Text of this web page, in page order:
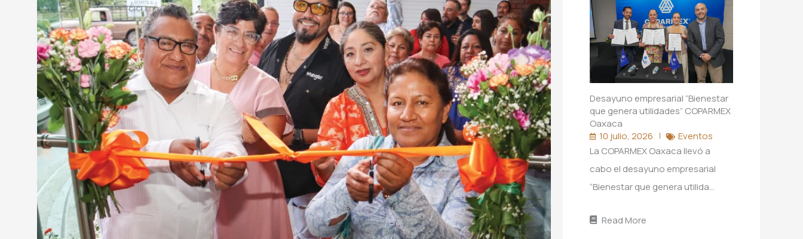
Desayuno empresarial “Bienestar
que genera utilidades” COPARMEX
Oaxaca
10 julio, 2026
Eventos
La COPARMEX Oaxaca llevó a
cabo el desayuno empresarial
“Bienestar que genera utilida…
Read More